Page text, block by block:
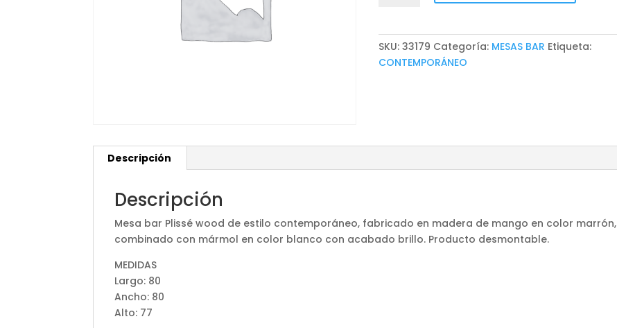
cantidad
SKU:33179 Categoría: MESAS BAR Etiqueta:
CONTEMPORÁNEO
Descripción
Descripción
Mesa bar Plissé wood de estilo contemporáneo, fabricado en madera de mango en color marrón,
combinado con mármol en color blanco con acabado brillo. Producto desmontable.
MEDIDAS
Largo: 80
Ancho: 80
Alto: 77